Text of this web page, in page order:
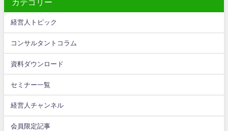
カテゴリー
経営人トピック
コンサルタントコラム
資料ダウンロード
セミナー一覧
経営人チャンネル
会員限定記事